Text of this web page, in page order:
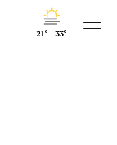
21° - 33°